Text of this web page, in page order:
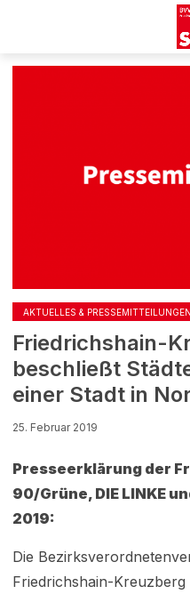
AKTUELLES & PRESSEMITTEILUNGEN
Friedrichshain-
beschließt
einer Stadt in
25. Februar 2019
Presseerklärung der
90/Grüne, DIE LINKE
2019:
Die
Friedrichshain-